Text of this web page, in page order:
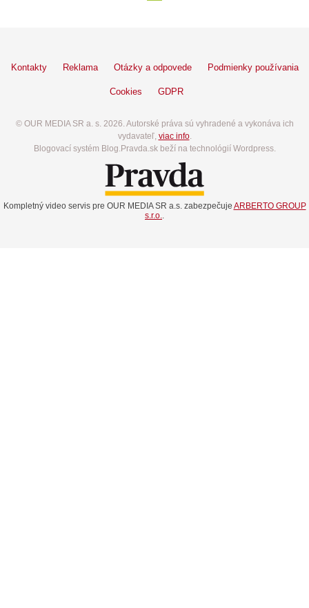
Kontakty Reklama Otázky a odpovede Podmienky používania
Cookies GDPR
© OUR MEDIA SR a. s. 2026. Autorské práva sú vyhradené a vykonáva ich
vydavateľ, viac info.
Blogovací systém Blog.Pravda.sk beží na technológií Wordpress.
Kompletný video servis pre OUR MEDIA SR a.s. zabezpečuje ARBERTO GROUP
s.r.o.